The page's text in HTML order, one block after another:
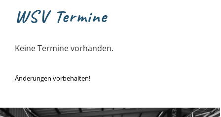
WSV Termine
Keine Termine vorhanden.
Änderungen vorbehalten!